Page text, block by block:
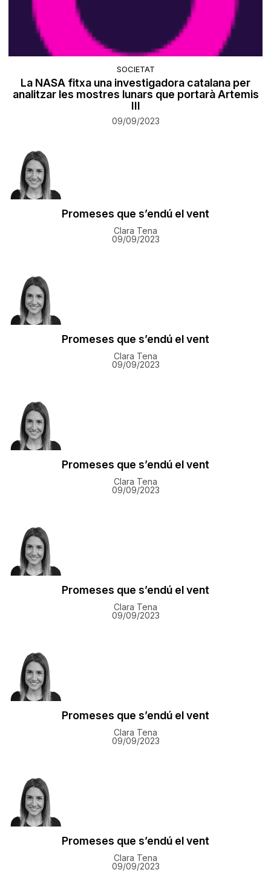
SOCIETAT
La NASA fitxa una investigadora catalana per
analitzar les mostres lunars que portarà Artemis
III
09/09/2023
Promeses que s’endú el vent
Clara Tena
09/09/2023
Promeses que s’endú el vent
Clara Tena
09/09/2023
Promeses que s’endú el vent
Clara Tena
09/09/2023
Promeses que s’endú el vent
Clara Tena
09/09/2023
Promeses que s’endú el vent
Clara Tena
09/09/2023
Promeses que s’endú el vent
Clara Tena
09/09/2023